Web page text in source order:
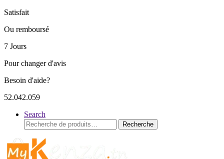
Satisfait
Ou remboursé
7 Jours
Pour changer d'avis
Besoin d'aide?
52.042.059
Search
Recherche
pour :
Recherche